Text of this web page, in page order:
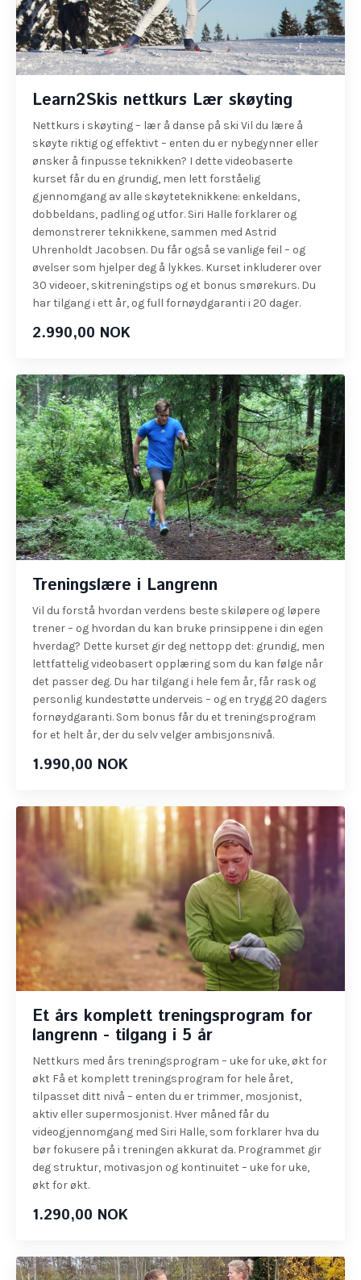
Learn2Skis nettkurs Lær skøyting
Nettkurs i skøyting – lær å danse på ski Vil du lære å
skøyte riktig og effektivt – enten du er nybegynner eller
ønsker å finpusse teknikken? I dette videobaserte
kurset får du en grundig, men lett forståelig
gjennomgang av alle skøyteteknikkene: enkeldans,
dobbeldans, padling og utfor. Siri Halle forklarer og
demonstrerer teknikkene, sammen med Astrid
Uhrenholdt Jacobsen. Du får også se vanlige feil – og
øvelser som hjelper deg å lykkes. Kurset inkluderer over
30 videoer, skitreningstips og et bonus smørekurs. Du
har tilgang i ett år, og full fornøydgaranti i 20 dager.
2.990,00 NOK
Treningslære i Langrenn
Vil du forstå hvordan verdens beste skiløpere og løpere
trener – og hvordan du kan bruke prinsippene i din egen
hverdag? Dette kurset gir deg nettopp det: grundig, men
lettfattelig videobasert opplæring som du kan følge når
det passer deg. Du har tilgang i hele fem år, får rask og
personlig kundestøtte underveis – og en trygg 20 dagers
fornøydgaranti. Som bonus får du et treningsprogram
for et helt år, der du selv velger ambisjonsnivå.
1.990,00 NOK
Et års komplett treningsprogram for
langrenn - tilgang i 5 år
Nettkurs med års treningsprogram – uke for uke, økt for
økt Få et komplett treningsprogram for hele året,
tilpasset ditt nivå – enten du er trimmer, mosjonist,
aktiv eller supermosjonist. Hver måned får du
videogjennomgang med Siri Halle, som forklarer hva du
bør fokusere på i treningen akkurat da. Programmet gir
deg struktur, motivasjon og kontinuitet – uke for uke,
økt for økt.
1.290,00 NOK